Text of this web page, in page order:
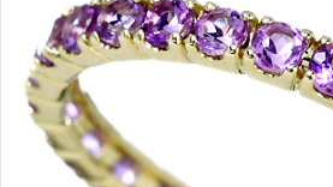
カートを見る
お買い物を続ける